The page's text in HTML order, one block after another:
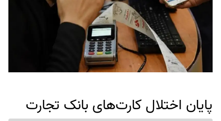
پایان اختلال کارت‌های بانک تجارت